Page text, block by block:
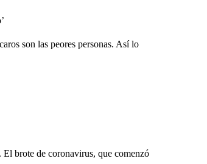
son las peores personas. Así lo
brote de coronavirus, que comenzó